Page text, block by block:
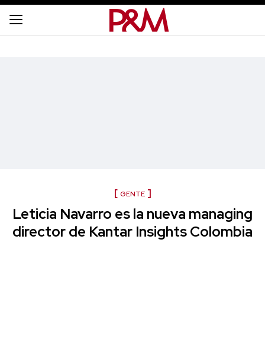
GENTE
Leticia Navarro es la nueva managing
director de Kantar Insights Colombia